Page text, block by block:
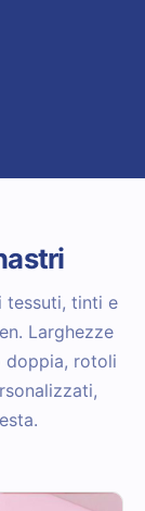
tinti e
Larghezze
doppia, rotoli